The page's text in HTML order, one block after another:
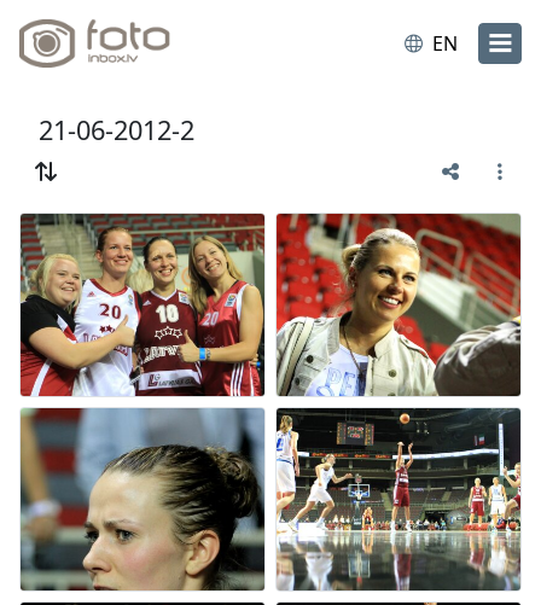
EN
21-06-2012-2